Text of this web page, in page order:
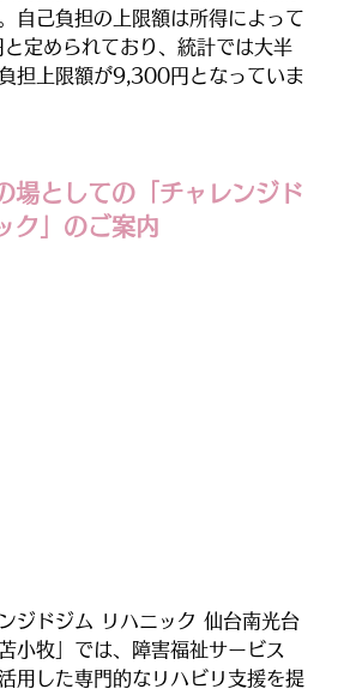
自己負担の上限額は所得によって
定められており、統計では大半
担上限額が9,300円となっていま
としての「チャレンジド
ク」のご案内
ジドジム リハニック 仙台南光台
小牧」では、障害福祉サービス
用した専門的なリハビリ支援を提